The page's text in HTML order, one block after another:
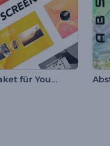
Final Bildschirmpaket für YouTube